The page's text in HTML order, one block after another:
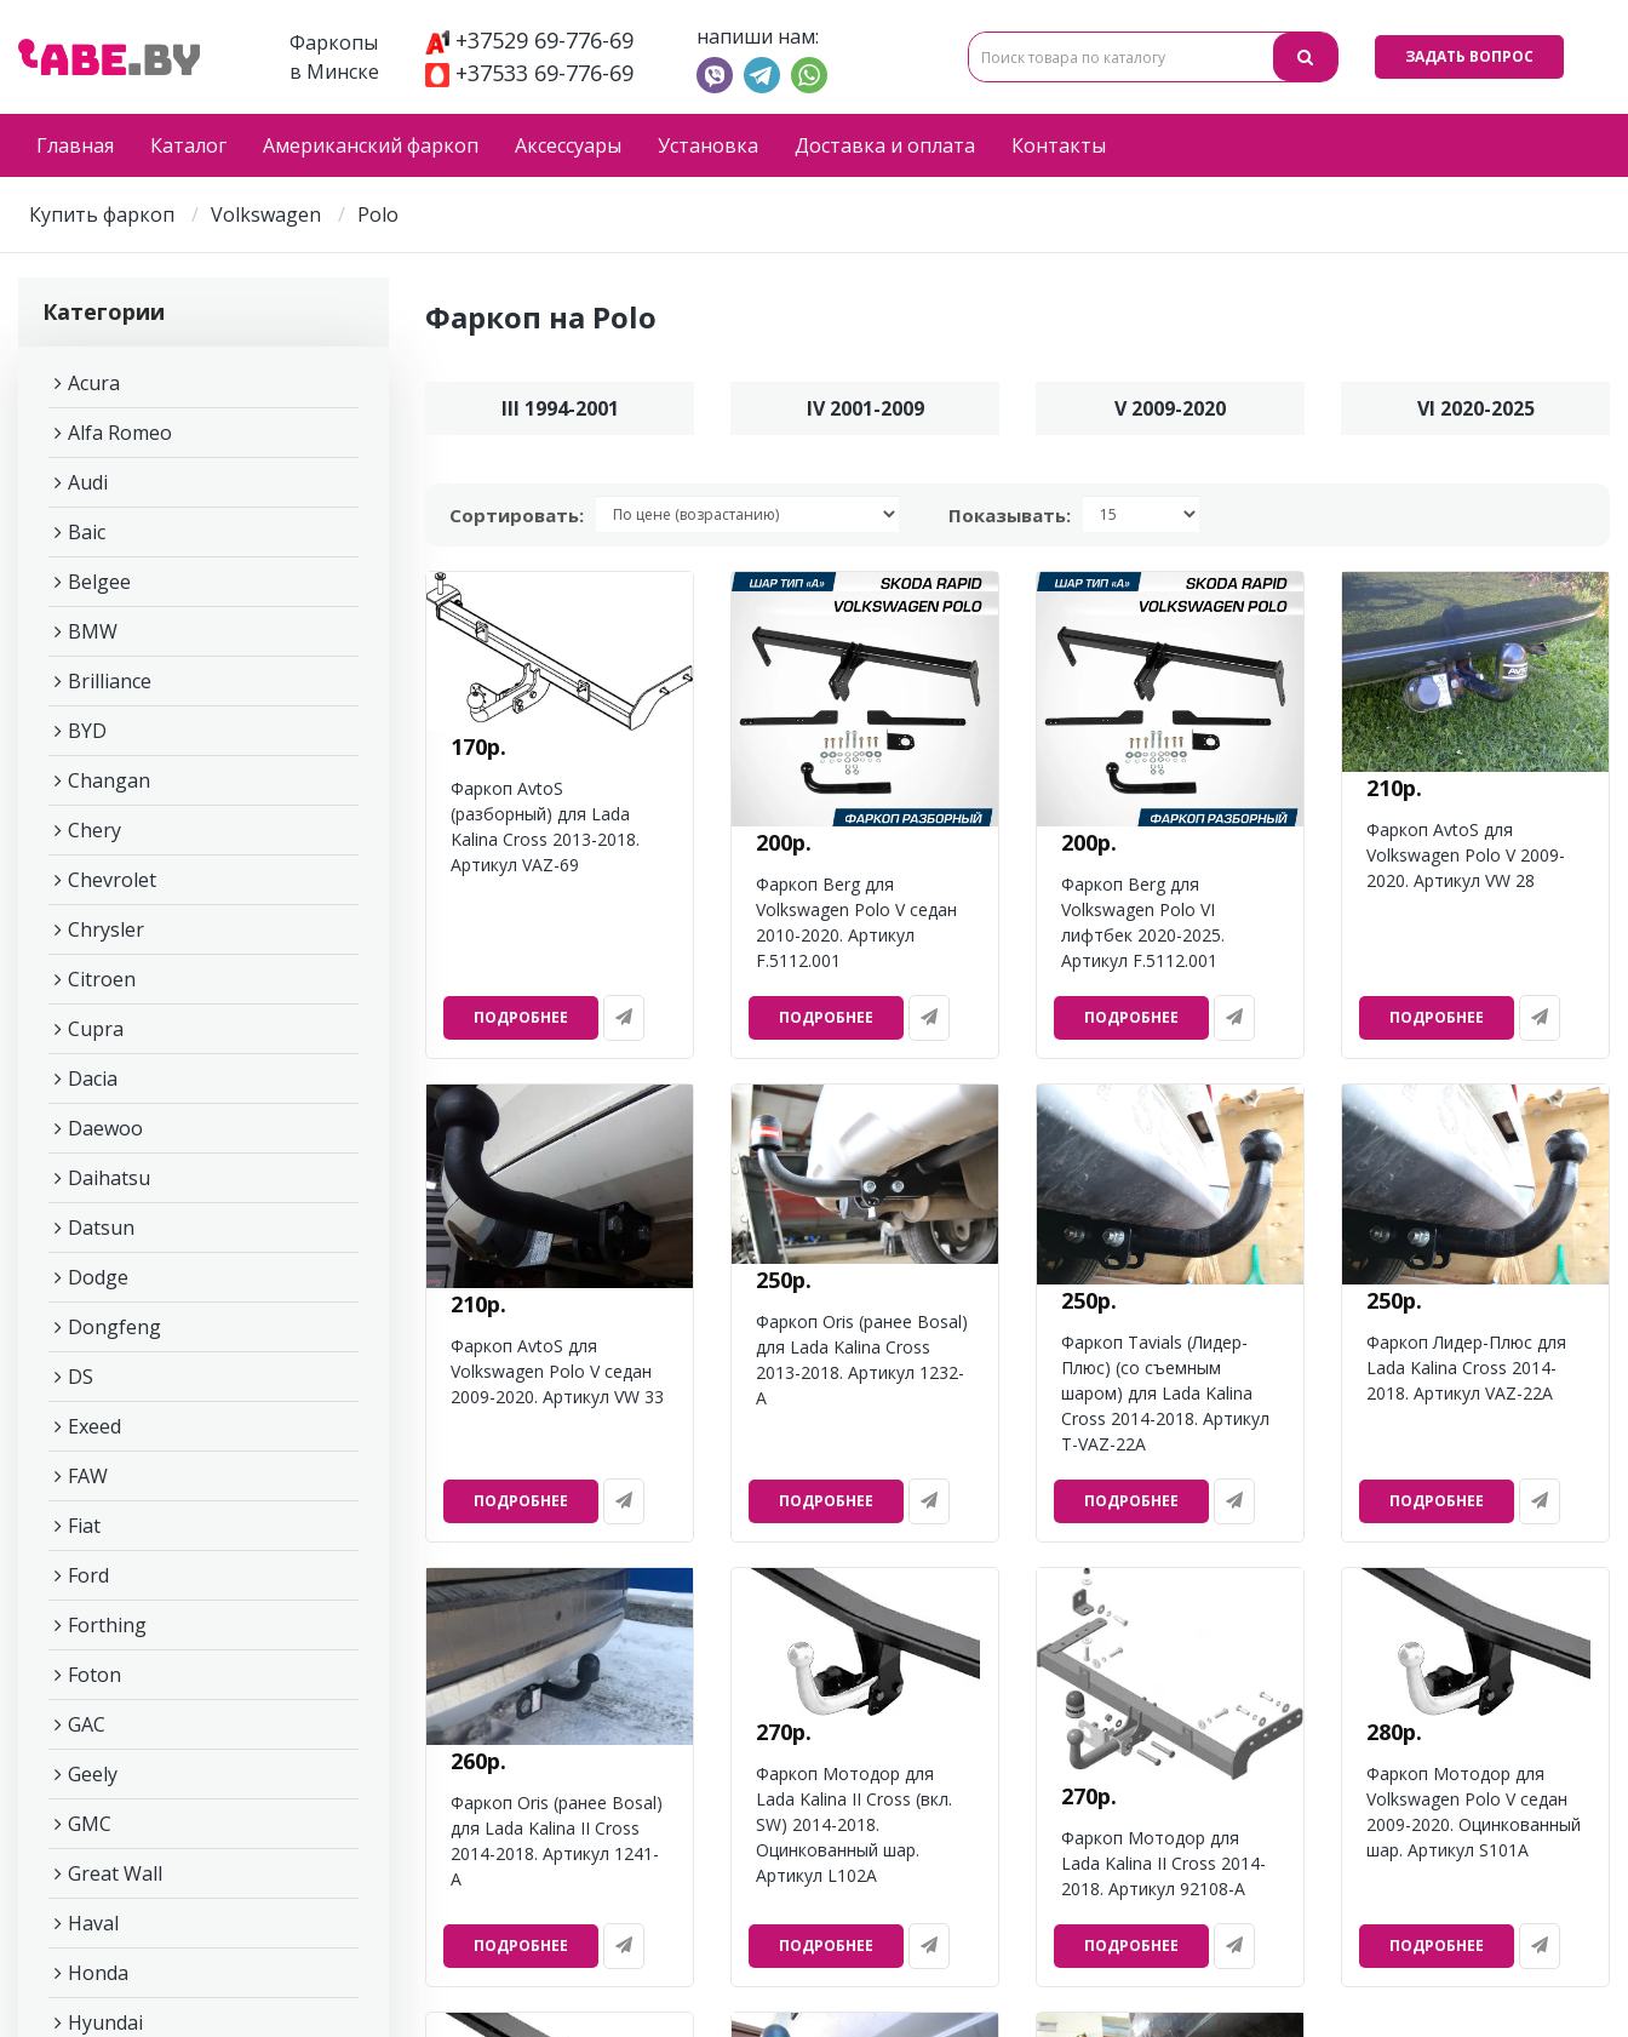
Фаркопы
в Минске
+37529 69-776-69
+37533 69-776-69
напиши нам:
ЗАДАТЬ ВОПРОС
Главная Каталог Американский фаркоп Аксессуары Установка Доставка и оплата Контакты
Купить фаркоп Volkswagen Polo
Категории
Acura
Alfa Romeo
Audi
Baic
Belgee
BMW
Brilliance
BYD
Changan
Chery
Chevrolet
Chrysler
Citroen
Cupra
Dacia
Daewoo
Daihatsu
Datsun
Dodge
Dongfeng
DS
Exeed
FAW
Fiat
Ford
Forthing
Foton
GAC
Geely
GMC
Great Wall
Haval
Honda
Hyundai
Фаркоп на Polo
III 1994-2001 IV 2001-2009 V 2009-2020 VI 2020-2025
Сортировать: Показывать:
170р.
Фаркоп AvtoS
(разборный) для Lada
Kalina Cross 2013-2018.
Артикул VAZ-69
ПОДРОБНЕЕ
200р.
Фаркоп Berg для
Volkswagen Polo V седан
2010-2020. Артикул
F.5112.001
ПОДРОБНЕЕ
200р.
Фаркоп Berg для
Volkswagen Polo VI
лифтбек 2020-2025.
Артикул F.5112.001
ПОДРОБНЕЕ
210р.
Фаркоп AvtoS для
Volkswagen Polo V 2009-
2020. Артикул VW 28
ПОДРОБНЕЕ
210р.
Фаркоп AvtoS для
Volkswagen Polo V седан
2009-2020. Артикул VW 33
ПОДРОБНЕЕ
250р.
Фаркоп Oris (ранее Bosal)
для Lada Kalina Cross
2013-2018. Артикул 1232-
A
ПОДРОБНЕЕ
250р.
Фаркоп Tavials (Лидер-
Плюс) (со съемным
шаром) для Lada Kalina
Cross 2014-2018. Артикул
T-VAZ-22A
ПОДРОБНЕЕ
250р.
Фаркоп Лидер-Плюс для
Lada Kalina Cross 2014-
2018. Артикул VAZ-22A
ПОДРОБНЕЕ
260р.
Фаркоп Oris (ранее Bosal)
для Lada Kalina II Cross
2014-2018. Артикул 1241-
A
ПОДРОБНЕЕ
270р.
Фаркоп Мотодор для
Lada Kalina II Cross (вкл.
SW) 2014-2018.
Оцинкованный шар.
Артикул L102A
ПОДРОБНЕЕ
270р.
Фаркоп Мотодор для
Lada Kalina II Cross 2014-
2018. Артикул 92108-A
ПОДРОБНЕЕ
280р.
Фаркоп Мотодор для
Volkswagen Polo V седан
2009-2020. Оцинкованный
шар. Артикул S101A
ПОДРОБНЕЕ